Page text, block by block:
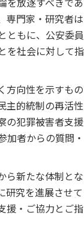
専門家・研究者は
ともに、公安委員
を社会に対して指
方向性を示すもの
主的統制の再活性
の犯罪被害者支援
加者からの質問・
ら新たな体制とな
研究を進展させて
援・ご協力とご指